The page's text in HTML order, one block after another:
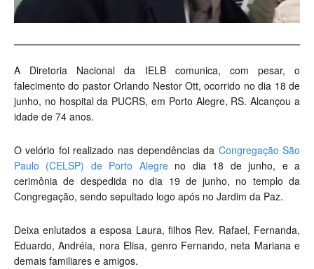
A Diretoria Nacional da IELB comunica, com pesar, o
falecimento do pastor Orlando Nestor Ott, ocorrido no dia 18 de
junho, no hospital da PUCRS, em Porto Alegre, RS. Alcançou a
idade de 74 anos.
O velório foi realizado nas dependências da Congregação São
Paulo (CELSP) de Porto Alegreno dia 18 de junho, e a
cerimônia de despedida no dia 19 de junho, no templo da
Congregação, sendo sepultado logo após no Jardim da Paz.
Deixa enlutados a esposa Laura, filhos Rev. Rafael, Fernanda,
Eduardo, Andréia, nora Elisa, genro Fernando, neta Mariana e
demais familiares e amigos.